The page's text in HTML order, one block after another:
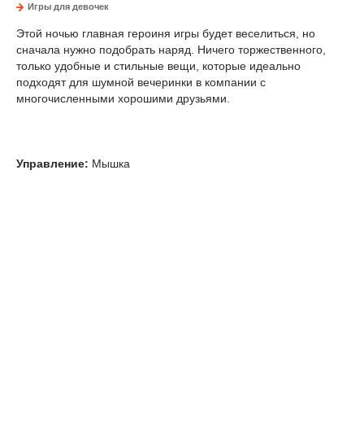
Игры для девочек
Этой ночью главная героиня игры будет веселиться, но
сначала нужно подобрать наряд. Ничего торжественного,
только удобные и стильные вещи, которые идеально
подходят для шумной вечеринки в компании с
многочисленными хорошими друзьями.
Управление: Мышка